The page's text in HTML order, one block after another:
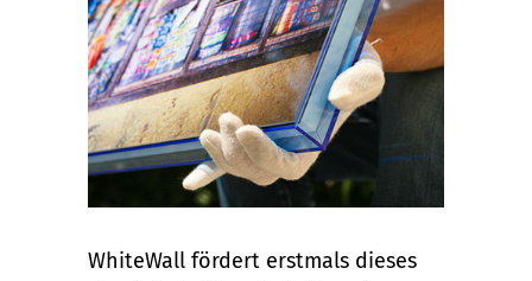
WhiteWall fördert erstmals dieses